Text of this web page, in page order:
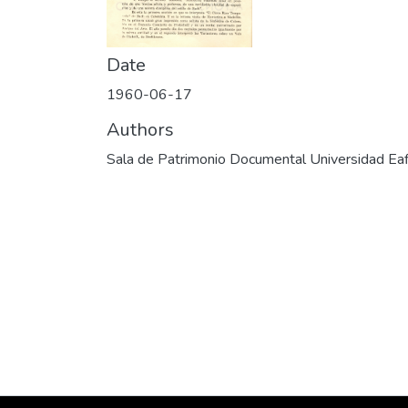
Date
1960-06-17
Authors
Sala de Patrimonio Documental Universidad